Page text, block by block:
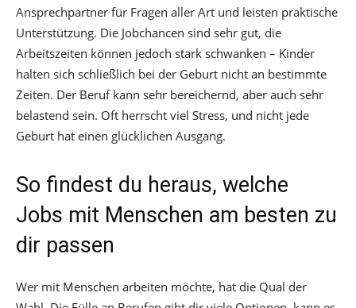
Ansprechpartner für Fragen aller Art und leisten praktische
Unterstützung. Die Jobchancen sind sehr gut, die
Arbeitszeiten können jedoch stark schwanken – Kinder
halten sich schließlich bei der Geburt nicht an bestimmte
Zeiten. Der Beruf kann sehr bereichernd, aber auch sehr
belastend sein. Oft herrscht viel Stress, und nicht jede
Geburt hat einen glücklichen Ausgang.
So findest du heraus, welche
Jobs mit Menschen am besten zu
dir passen
Wer mit Menschen arbeiten möchte, hat die Qual der